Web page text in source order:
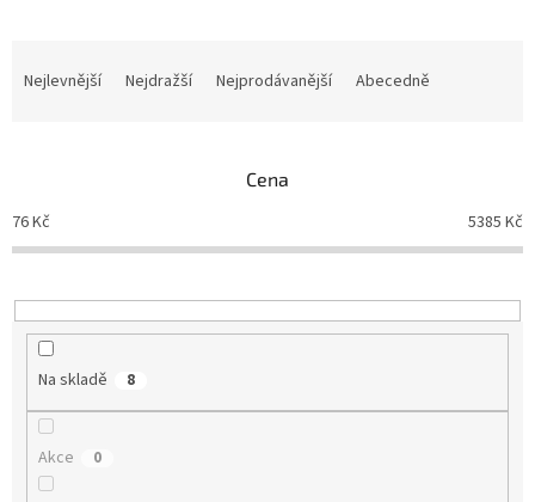
p
u
Nejlevnější Nejdražší Nejprodávanější Abecedně
Cena
76Kč 5385 Kč
Na skladě 8
Akce 0